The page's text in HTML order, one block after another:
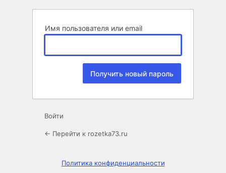
Имя пользователя или email
Войти
← Перейти к rozetka73.ru
Политика конфиденциальности